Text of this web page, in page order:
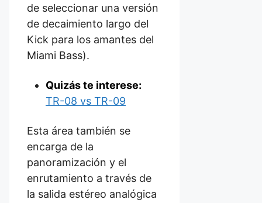
de seleccionar una versión
de decaimiento largo del
Kick para los amantes del
Miami Bass).
Quizás te interese:
TR-08 vs TR-09
Esta área también se
encarga de la
panoramización y el
enrutamiento a través de
la salida estéreo analógica